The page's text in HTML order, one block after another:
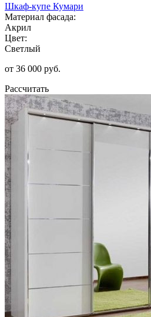
Шкаф-купе Кумари
Материал фасада:
Акрил
Цвет:
Светлый
от 36 000 руб.
Рассчитать